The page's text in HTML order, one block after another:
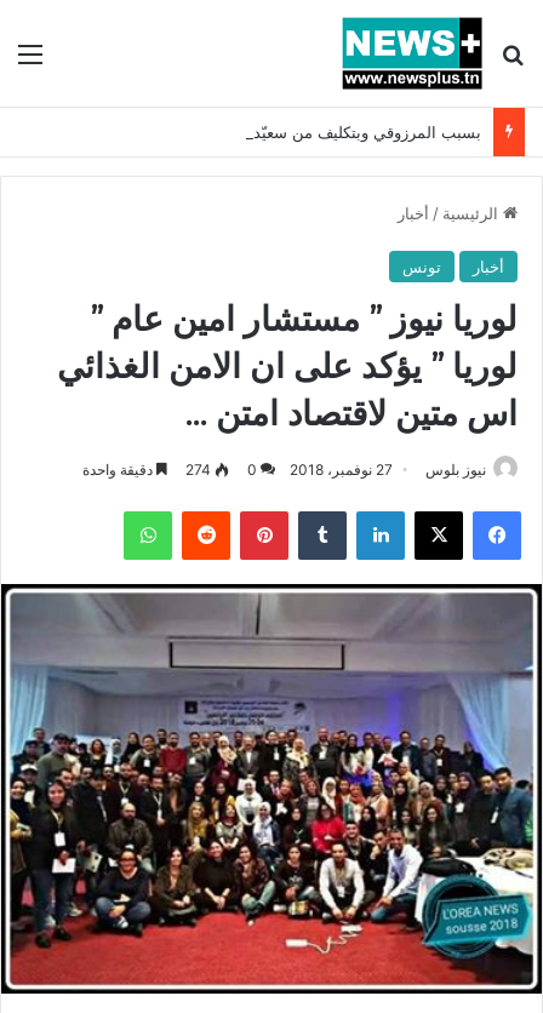
بحث عن
الرئيسية / أخبار
أخبار تونس
لوريا نيوز ” مستشار امين عام ”
لوريا ” يؤكد على ان الامن الغذائي
اس متين لاقتصاد امتن …
نيوز بلوس 27 نوفمبر، 2018 0
274 دقيقة واحدة
فيسبوك X لينكدإن بينتيريست واتساب